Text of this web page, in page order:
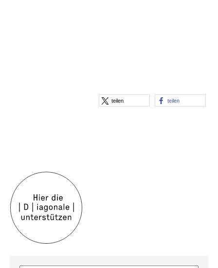
teilen teilen